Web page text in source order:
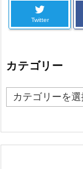
Twitter
カテゴリー
カ
ゴ